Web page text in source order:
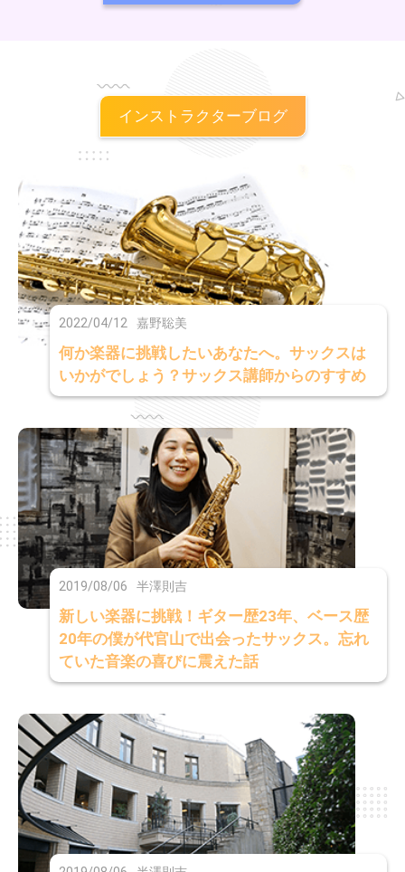
インストラクターブログ
2022/04/12 嘉野聡美
何か楽器に挑戦したいあなたへ。サックスは
いかがでしょう？サックス講師からのすすめ
2019/08/06 半澤則吉
新しい楽器に挑戦！ギター歴23年、ベース歴
20年の僕が代官山で出会ったサックス。忘れ
ていた音楽の喜びに震えた話